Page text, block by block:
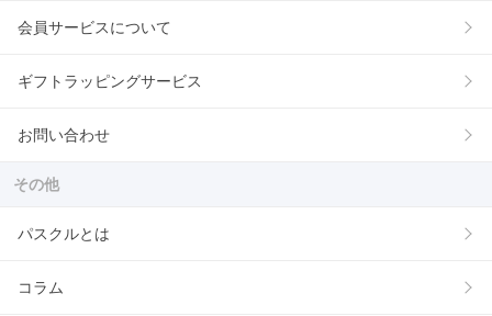
会員サービスについて
ギフトラッピングサービス
お問い合わせ
その他
パスクルとは
コラム